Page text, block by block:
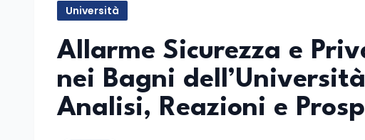
Università
Allarme Sicurezza e
nei Bagni
Analisi, Reazioni e